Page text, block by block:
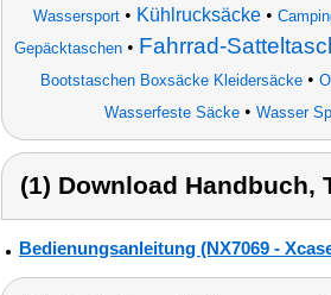
Wassersport • Kühlrucksäcke •
Gepäcktaschen • Fahrrad-
Bootstaschen Boxsäcke Kleidersäcke•
Wasserfeste Säcke • Wasser
(1) Download Handbuch,
Bedienungsanleitung (NX7069 -